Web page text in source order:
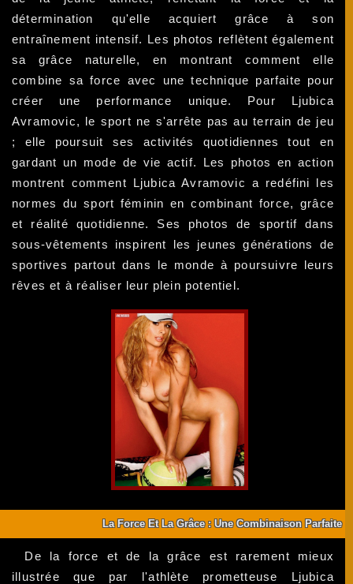
détermination qu'elle acquiert grâce à son
entraînement intensif. Les photos reflètent également
sa grâce naturelle, en montrant comment elle
combine sa force avec une technique parfaite pour
créer une performance unique. Pour Ljubica
Avramovic, le sport ne s'arrête pas au terrain de jeu
; elle poursuit ses activités quotidiennes tout en
gardant un mode de vie actif. Les photos en action
montrent comment Ljubica Avramovic a redéfini les
normes du sport féminin en combinant force, grâce
et réalité quotidienne. Ses photos de sportif dans
sous-vêtements inspirent les jeunes générations de
sportives partout dans le monde à poursuivre leurs
rêves et à réaliser leur plein potentiel.
La Force Et La Grâce : Une Combinaison Parfaite
De la force et de la grâce est rarement mieux
illustrée que par l'athlète prometteuse Ljubica